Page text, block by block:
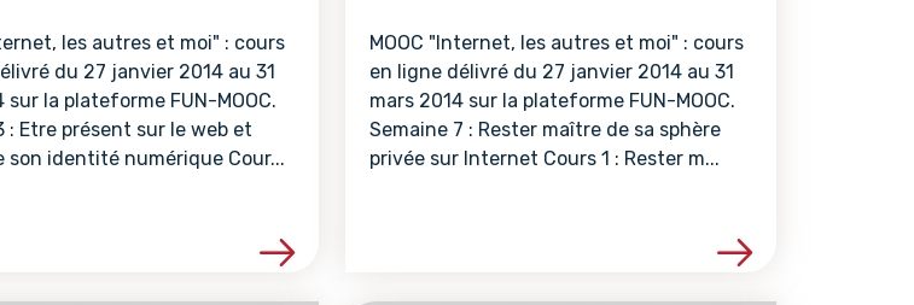
les autres et moi" : cours
du 27 janvier 2014 au 31
sur la plateforme FUN-MOOC.
: Etre présent sur le web et
son identité numérique Cour...
Voir les détails de la ressource
MOOC "Internet, les autres et moi" : cours
en ligne délivré du 27 janvier 2014 au 31
mars 2014 sur la plateforme FUN-MOOC.
Semaine 7 : Rester maître de sa sphère
privée sur Internet Cours 1 : Rester m...
Voir les détails de la ressource